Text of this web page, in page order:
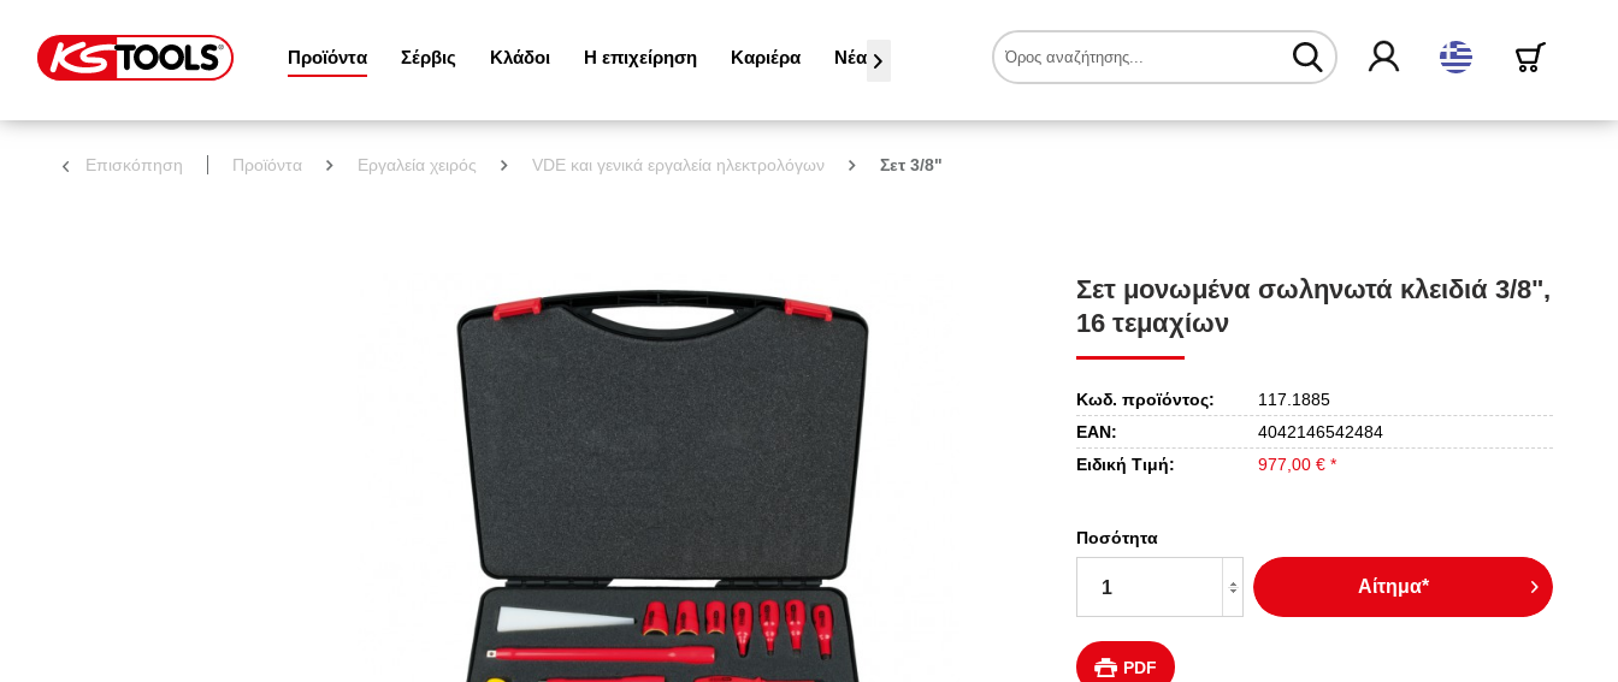
Προϊόντα Σέρβις Κλάδοι Η επιχείρηση Καριέρα Νέα 
ελληνικά
Επισκόπηση Προϊόντα Εργαλεία χειρός VDE και γενικά εργαλεία ηλεκτρολόγων Σετ 3/8"
Σετ μονωμένα σωληνωτά κλειδιά 3/8",
16 τεμαχίων
Κωδ. προϊόντος:
117.1885
EAN:
4042146542484
Ειδική Τιμή:
977,00 € *
Ποσότητα
Αίτημα*
PDF